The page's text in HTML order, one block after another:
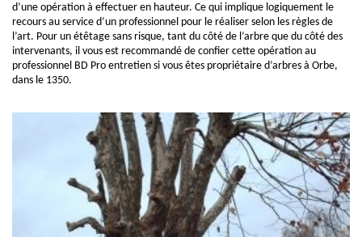
d’une opération à effectuer en hauteur. Ce qui implique logiquement le
recours au service d’un professionnel pour le réaliser selon les règles de
l’art. Pour un étêtage sans risque, tant du côté de l’arbre que du côté des
intervenants, il vous est recommandé de confier cette opération au
professionnel BD Pro entretien si vous êtes propriétaire d’arbres à Orbe,
dans le 1350.